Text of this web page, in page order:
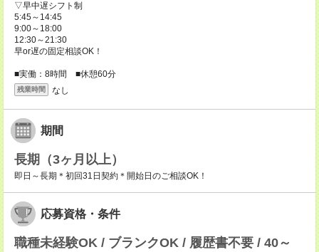
▽早中遅シフト制
5:45～14:45
9:00～18:00
12:30～21:30
早or遅の固定相談OK！
■実働：8時間 ■休憩60分
残業時間 なし
期間
長期（3ヶ月以上）
即日～長期＊初回31日契約＊開始日のご相談OK！
応募資格・条件
職種未経験OK / ブランクOK / 履歴書不要 / 40～